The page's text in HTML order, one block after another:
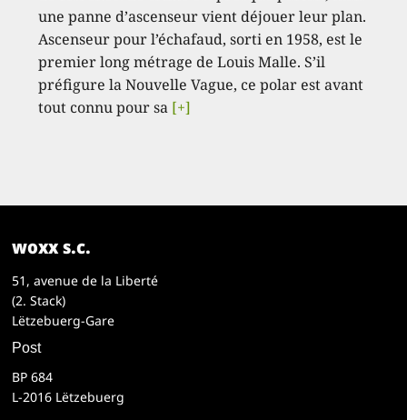
une panne d’ascenseur vient déjouer leur plan.
Ascenseur pour l’échafaud, sorti en 1958, est le
premier long métrage de Louis Malle. S’il
préfigure la Nouvelle Vague, ce polar est avant
tout connu pour sa [+]
woxx s.c.
51, avenue de la Liberté
(2. Stack)
Lëtzebuerg-Gare
Post
BP 684
L-2016 Lëtzebuerg